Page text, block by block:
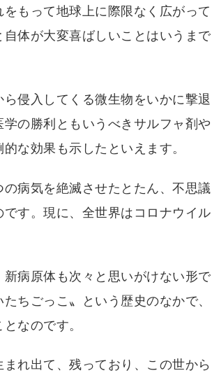
もって地球上に際限なく広がって
体が大変喜ばしいことはいうまで
侵入してくる微生物をいかに撃退
の勝利ともいうべきサルフャ剤や
な効果も示したといえます。
病気を絶滅させたとたん、不思議
す。現に、全世界はコロナウイル
病原体も次々と思いがけない形で
ちごっこ〟という歴史のなかで、
なのです。
れ出て、残っており、この世から